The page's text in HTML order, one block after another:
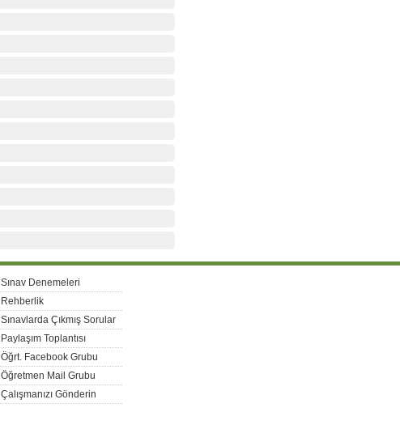
Sınav Denemeleri
Rehberlik
Sınavlarda Çıkmış Sorular
Paylaşım Toplantısı
Öğrt. Facebook Grubu
Öğretmen Mail Grubu
Çalışmanızı Gönderin